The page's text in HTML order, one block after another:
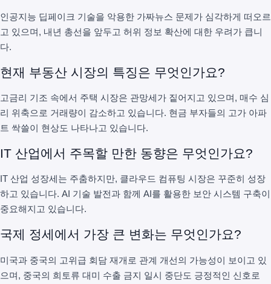
인공지능 딥페이크 기술을 악용한 가짜뉴스 문제가 심각하게 떠오르
고 있으며, 내년 총선을 앞두고 허위 정보 확산에 대한 우려가 큽니
다.
현재 부동산 시장의 특징은 무엇인가요?
고금리 기조 속에서 주택 시장은 관망세가 짙어지고 있으며, 매수 심
리 위축으로 거래량이 감소하고 있습니다. 현금 부자들의 고가 아파
트 싹쓸이 현상도 나타나고 있습니다.
IT 산업에서 주목할 만한 동향은 무엇인가요?
IT 산업 성장세는 주춤하지만, 클라우드 컴퓨팅 시장은 꾸준히 성장
하고 있습니다. AI 기술 발전과 함께 AI를 활용한 보안 시스템 구축이
중요해지고 있습니다.
국제 정세에서 가장 큰 변화는 무엇인가요?
미국과 중국의 고위급 회담 재개로 관계 개선의 가능성이 보이고 있
으며, 중국의 희토류 대미 수출 금지 일시 중단도 긍정적인 신호로